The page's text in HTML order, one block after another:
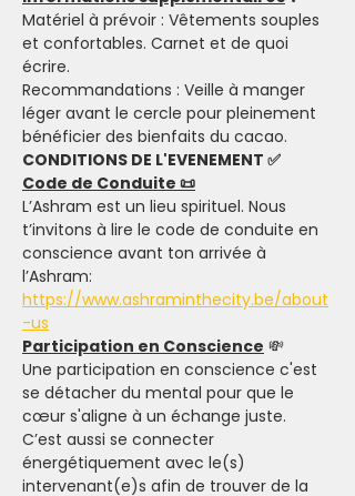
Matériel à prévoir : Vêtements souples
et confortables. Carnet et de quoi
écrire.
Recommandations : Veille à manger
léger avant le cercle pour pleinement
bénéficier des bienfaits du cacao.
CONDITIONS DE L'EVENEMENT ✅
Code de Conduite 📜
L’Ashram est un lieu spirituel. Nous
t’invitons à lire le code de conduite en
conscience avant ton arrivée à
l’Ashram:
https://www.ashraminthecity.be/about
-us
Participation en Conscience 💸
Une participation en conscience c'est
se détacher du mental pour que le
cœur s'aligne à un échange juste.
C’est aussi se connecter
énergétiquement avec le(s)
intervenant(e)s afin de trouver de la